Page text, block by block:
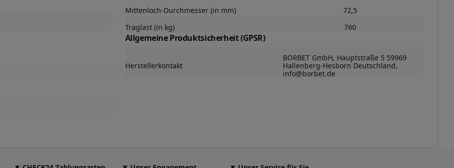
Mittenloch-Durchmesser (in mm)
72,5
Traglast (in kg)
760
Allgemeine Produktsicherheit (GPSR)
Herstellerkontakt
BORBET GmbH, Hauptstraße 5 59969
Hallenberg-Hesborn Deutschland,
info@borbet.de